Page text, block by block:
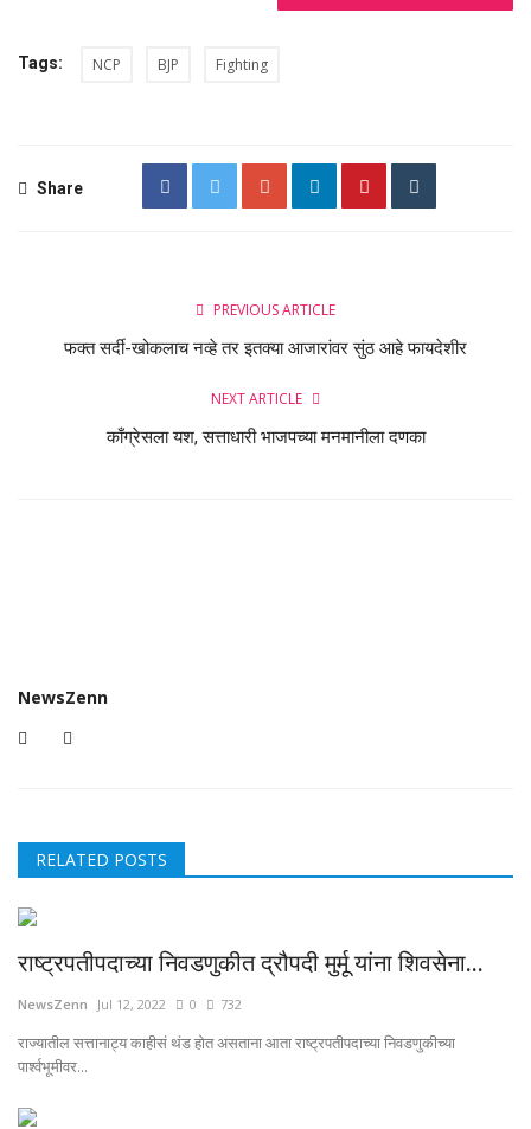
Tags: NCP BJP Fighting
Share
PREVIOUS ARTICLE
फक्त सर्दी-खोकलाच नव्हे तर इतक्या आजारांवर सुंठ आहे फायदेशीर
NEXT ARTICLE
काँग्रेसला यश, सत्ताधारी भाजपच्या मनमानीला दणका
NewsZenn
RELATED POSTS
राष्ट्रपतीपदाच्या निवडणुकीत द्रौपदी मुर्मू यांना शिवसेना...
NewsZenn Jul 12, 2022 0 732
राज्यातील सत्तानाट्य काहीसं थंड होत असताना आता राष्ट्रपतीपदाच्या निवडणुकीच्या
पार्श्वभूमीवर...